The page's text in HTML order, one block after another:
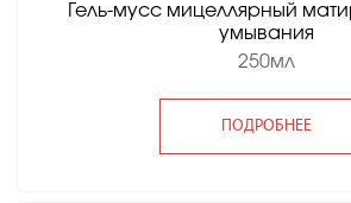
Гель-мусс мицеллярный
умывания
250мл
ПОДРОБНЕЕ